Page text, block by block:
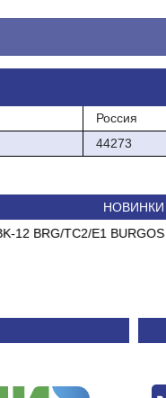
Россия
44273
Картридж мех.очистки
НОВИНКИ
Сплит-система